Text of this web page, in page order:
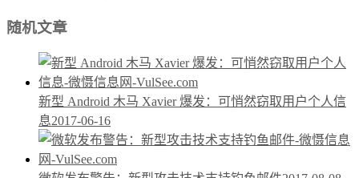
随机文章
新型 Android 木马 Xavier 爆发：可悄然窃取用户个人信
息2017-06-16